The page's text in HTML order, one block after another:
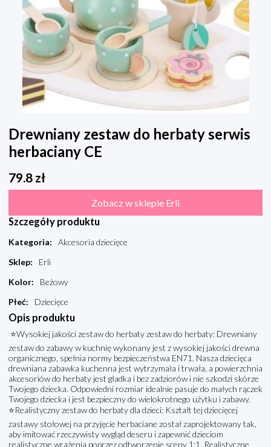
Drewniany zestaw do herbaty serwis
herbaciany CE
79.8 zł
Zobacz w sklepie Erli
Szczegóły produktu
Kategoria:
Akcesoria dziecięce
Sklep:
Erli
Kolor:
Beżowy
Płeć: Dziecięce
Opis produktu
⭐Wysokiej jakości zestaw do herbaty zestaw do herbaty: Drewniany
zestaw do zabawy w kuchnię wykonany jest z wysokiej jakości drewna
organicznego, spełnia normy bezpieczeństwa EN71. Nasza dziecięca
drewniana zabawka kuchenna jest wytrzymała i trwała, a powierzchnia
akcesoriów do herbaty jest gładka i bez zadziorów i nie szkodzi skórze
Twojego dziecka. Odpowiedni rozmiar idealnie pasuje do małych rączek
Twojego dziecka i jest bezpieczny do wielokrotnego użytku i zabawy.
⭐Realistyczny zestaw do herbaty dla dzieci: Kształt tej dziecięcej
zastawy stołowej na przyjęcie herbaciane został zaprojektowany tak,
aby imitować rzeczywisty wygląd deseru i zapewnić dzieciom
realistyczne wrażenia poprzez odtworzenie sceny 1:1. Realistyczne